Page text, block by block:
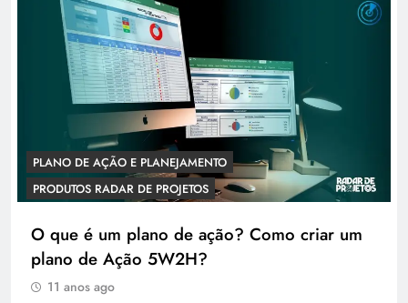
PLANO DE AÇÃO E PLANEJAMENTO
PRODUTOS RADAR DE PROJETOS
O que é um plano de ação? Como criar um
plano de Ação 5W2H?
11 anos ago